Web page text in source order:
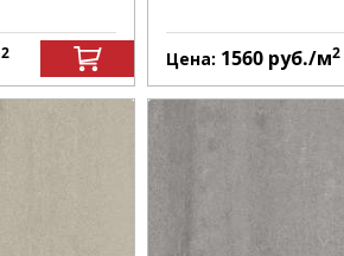
2 Цена: 1560 руб./м2